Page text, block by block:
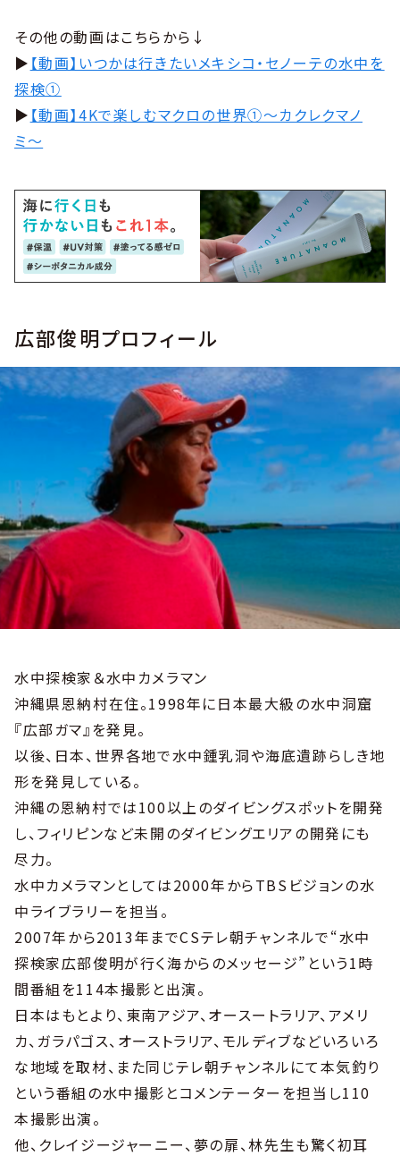
その他の動画はこちらから↓
▶︎ 【動画】いつかは行きたいメキシコ・セノーテの水中を
探検①
▶︎ 【動画】4Kで楽しむマクロの世界①〜カクレクマノ
ミ〜
広部俊明プロフィール
水中探検家＆水中カメラマン
沖縄県恩納村在住。1998年に日本最大級の水中洞窟
『広部ガマ』を発見。
以後、日本、世界各地で水中鍾乳洞や海底遺跡らしき地
形を発見している。
沖縄の恩納村では100以上のダイビングスポットを開発
し、フィリピンなど未開のダイビングエリアの開発にも
尽力。
水中カメラマンとしては2000年からTBSビジョンの水
中ライブラリーを担当。
2007年から2013年までCSテレ朝チャンネルで“水中
探検家広部俊明が行く海からのメッセージ”という1時
間番組を114本撮影と出演。
日本はもとより、東南アジア、オースートラリア、アメリ
カ、ガラパゴス、オーストラリア、モルディブなどいろいろ
な地域を取材、また同じテレ朝チャンネルにて本気釣り
という番組の水中撮影とコメンテーターを担当し110
本撮影出演。
他、クレイジージャーニー、夢の扉、林先生も驚く初耳